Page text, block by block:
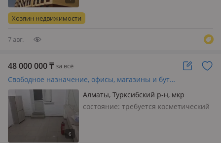
вентиляция, круглосуточная охрана,
общая, потолки 3.1…
Хозяин недвижимости
7 авг.
48 000 000₸ за всё
Свободное назначение, офисы, магазины и бутики, склады · 140 м²
Алматы, Турксибский р-н, мкр
Жулдыз-1 35
состояние: требуется косметический